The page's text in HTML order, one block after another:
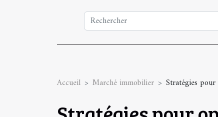
Accueil Marché immobilier Stratégies